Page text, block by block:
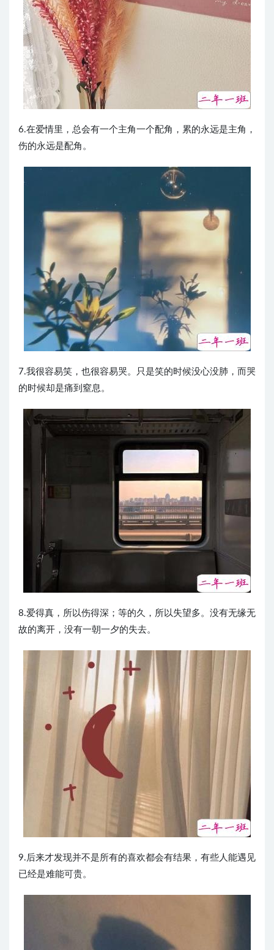
6.在爱情里，总会有一个主角一个配角，累的永远是主角，
伤的永远是配角。
7.我很容易笑，也很容易哭。只是笑的时候没心没肺，而哭
的时候却是痛到窒息。
8.爱得真，所以伤得深；等的久，所以失望多。没有无缘无
故的离开，没有一朝一夕的失去。
9.后来才发现并不是所有的喜欢都会有结果，有些人能遇见
已经是难能可贵。